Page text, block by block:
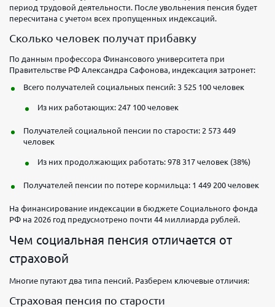
период трудовой деятельности. После увольнения пенсия будет
пересчитана с учетом всех пропущенных индексаций.
Сколько человек получат прибавку
По данным профессора Финансового университета при
Правительстве РФ Александра Сафонова, индексация затронет:
Всего получателей социальных пенсий: 3 525 100 человек
Из них работающих: 247 100 человек
Получателей социальной пенсии по старости: 2 573 449
человек
Из них продолжающих работать: 978 317 человек (38%)
Получателей пенсии по потере кормильца: 1 449 200 человек
На финансирование индексации в бюджете Социального фонда
РФ на 2026 год предусмотрено почти 44 миллиарда рублей.
Чем социальная пенсия отличается от
страховой
Многие путают два типа пенсий. Разберем ключевые отличия:
Страховая пенсия по старости